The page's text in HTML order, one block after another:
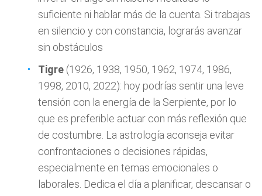
suficiente ni hablar más de la cuenta. Si trabajas
en silencio y con constancia, lograrás avanzar
sin obstáculos
Tigre (1926, 1938, 1950, 1962, 1974, 1986,
1998, 2010, 2022): hoy podrías sentir una leve
tensión con la energía de la Serpiente, por lo
que es preferible actuar con más reflexión que
de costumbre. La astrología aconseja evitar
confrontaciones o decisiones rápidas,
especialmente en temas emocionales o
laborales. Dedica el día a planificar, descansar o